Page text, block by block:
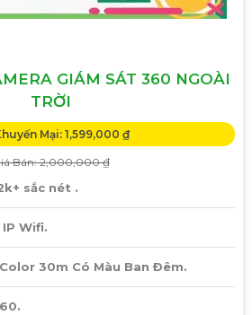
GIÁM SÁT 360 NGOÀI
TRỜI
Mại: 1,599,000 ₫
Bán: 2,000,000 ₫
sắc nét .
IP Wifi.
30m Có Màu Ban Ðêm.